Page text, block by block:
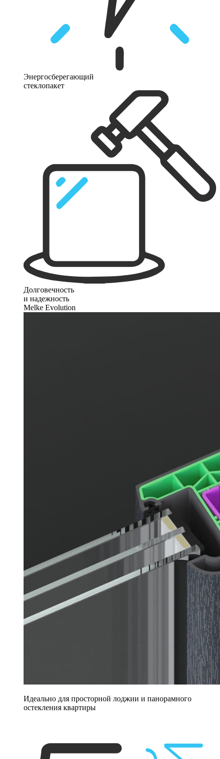
Энергосберегающий
стеклопакет
Долговечность
и надежность
Melke Evolution
Идеально для просторной лоджии и панорамного
остекления квартиры